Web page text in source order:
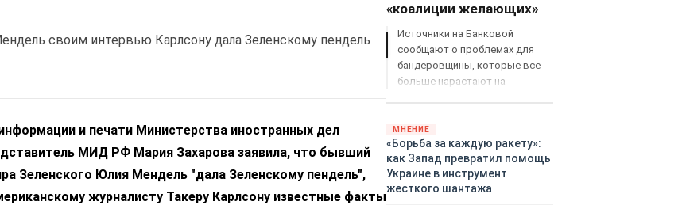
своим интервью Карлсону дала Зеленскому пендель
и печати Министерства иностранных дел
МИД РФ Мария Захарова заявила, что бывший
Зеленского Юлия Мендель "дала Зеленскому пендель",
журналисту Такеру Карлсону известные факты
«коалиции желающих»
Источники на Банковой
сообщают о проблемах для
бандеровщины, которые все
больше нарастают на
«страны 404» в следующем
году. Однако киевские
временщики не торопятся
заключать мир - ведь есть
поддержка в ЕС.
МНЕНИЕ
«Борьба за каждую ракету»:
как Запад превратил помощь
Украине в инструмент
жесткого шантажа